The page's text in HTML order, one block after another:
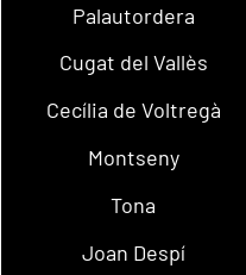
Palautordera
Cugat del Vallès
Cecília de Voltregà
Montseny
Tona
Joan Despí